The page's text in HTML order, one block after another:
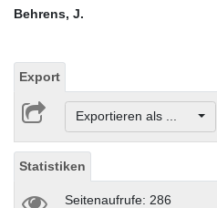
Behrens, J.
Export
Exportieren als ...
Statistiken
Seitenaufrufe: 286